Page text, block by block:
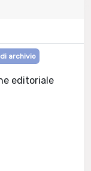
archivio
editoriale